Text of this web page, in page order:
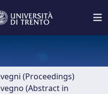
(Proceedings)
(Abstract in